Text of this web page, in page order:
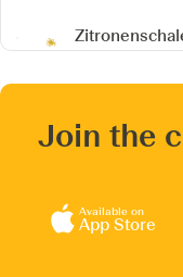
Join the
Available on
App Store